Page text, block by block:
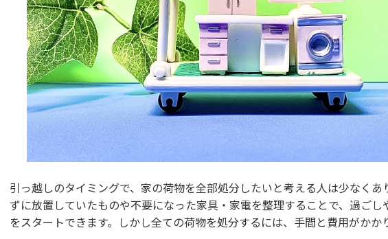
引っ越しのタイミングで、家の荷物を全部処分したいと考える人は少なくあ
ずに放置していたものや不要になった家具・家電を整理することで、過ごし
をスタートできます。しかし全ての荷物を処分するには、手間と費用がかか